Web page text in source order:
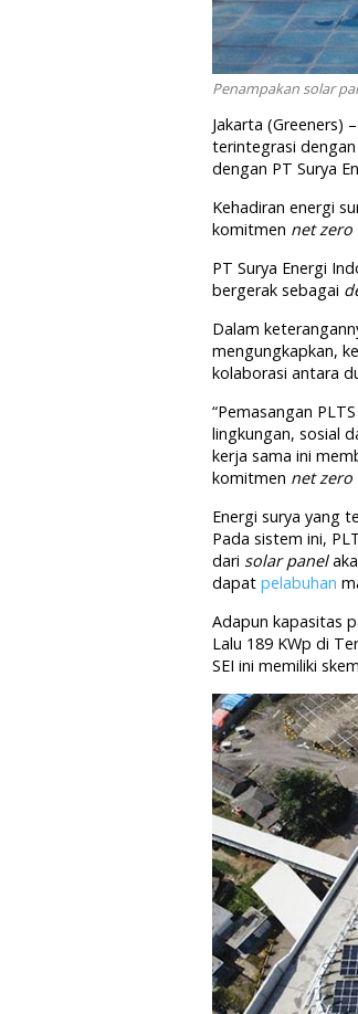
Penampakan solar
Jakarta (Greeners)
terintegrasi
dengan PT Surya
Kehadiran energi
komitmen net zero
PT Surya Energi
bergerak sebagai
Dalam
mengungkapkan,
kolaborasi antara
“Pemasangan
lingkungan, sosial
kerja sama ini
komitmen net zero
Energi surya yang
Pada sistem ini,
dari solar panel
dapat pelabuhan
Adapun kapasitas
Lalu 189 KWp di
SEI ini memiliki